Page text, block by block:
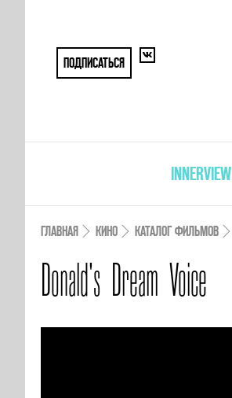
ПОДПИСАТЬСЯ
INNERVIEW
ГЛАВНАЯ КИНО КАТАЛОГ ФИЛЬМОВ
Donald's Dream Voice